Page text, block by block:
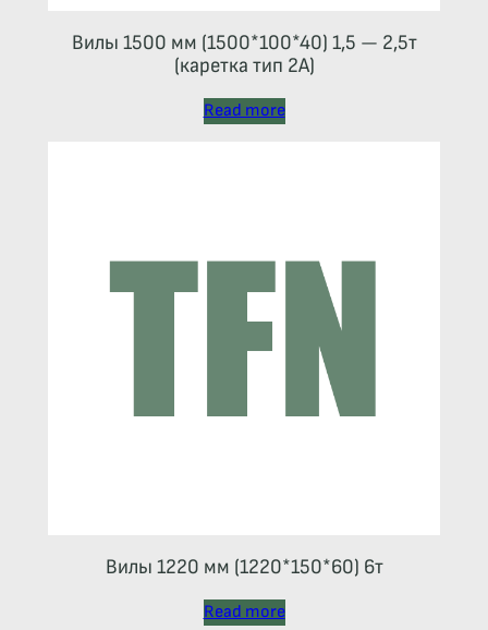
Вилы 1500 мм (1500*100*40) 1,5 — 2,5т
(каретка тип 2A)
Read more
Вилы 1220 мм (1220*150*60) 6т
Read more